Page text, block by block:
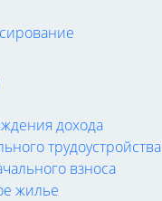
дохода
трудоустройства
взноса
жилье